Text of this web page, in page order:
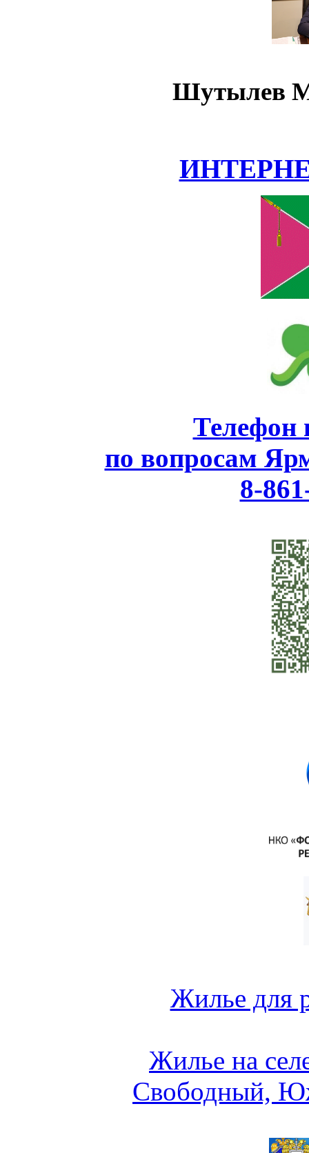
Шутылев
Телефон
по вопросам
8-
Жилье для
Жилье на
Свободный,